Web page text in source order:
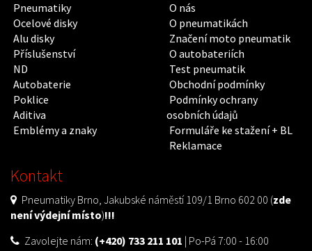
Pneumatiky
Ocelové disky
Alu disky
Příslušenství
ND
Autobaterie
Poklice
Aditiva
Emblémy a znaky
O nás
O pneumatikách
Značení moto pneumatik
O autobateriích
Test pneumatik
Obchodní podmínky
Podmínky ochrany
osobních údajů
Formuláře ke stažení + BL
Reklamace
Kontakt
Pneumatiky Brno, Jakubské náměstí 109/1 Brno 602 00 (zde
není výdejní místo)!!!
Zavolejte nám: (+420) 733 211 101 | Po-Pá 7:00 - 16:00